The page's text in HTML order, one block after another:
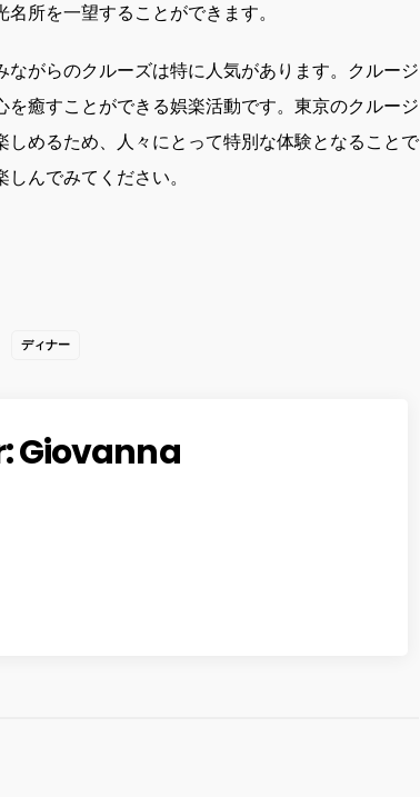
所を一望することができます。
がらのクルーズは特に人気があります。クルージ
癒すことができる娯楽活動です。東京のクルージ
めるため、人々にとって特別な体験となることで
んでみてください。
ディナー
Giovanna